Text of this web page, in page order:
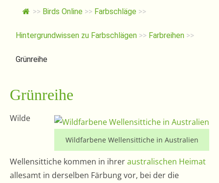
>> Birds Online >> Farbschläge >>
Hintergrundwissen zu Farbschlägen >> Farbreihen >>
Grünreihe
Grünreihe
Wildfarbene Wellensittiche in Australien
Wilde
Wellensittiche kommen in ihreraustralischen Heimat
allesamt in derselben Färbung vor, bei der die